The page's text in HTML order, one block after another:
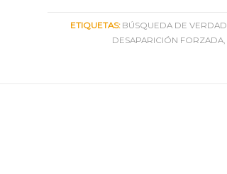
ETIQUETAS: BÚSQUEDA DE VERDAD
DESAPARICIÓN FORZADA,